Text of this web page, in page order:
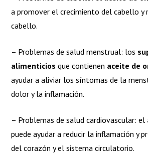
a promover el crecimiento del cabello y
cabello.
– Problemas de salud menstrual: los
alimenticios que contienen aceite de
ayudar a aliviar los síntomas de la
dolor y la inflamación.
– Problemas de salud cardiovascular: el
puede ayudar a reducir la inflamación y
del corazón y el sistema circulatorio.